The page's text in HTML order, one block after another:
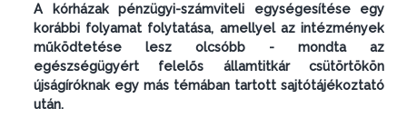
A kórházak pénzügyi-számviteli egységesítése egy
korábbi folyamat folytatása, amellyel az intézmények
működtetése lesz olcsóbb - mondta az
egészségügyért felelős államtitkár csütörtökön
újságíróknak egy más témában tartott sajtótájékoztató
után.